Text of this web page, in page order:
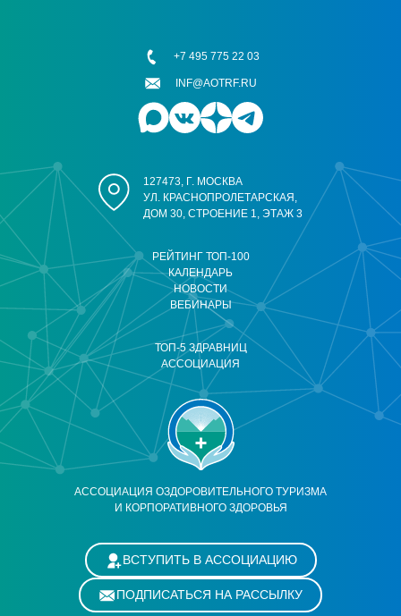
АССОЦИАЦИЯ ОЗДОРОВИТЕЛЬНОГО ТУРИЗМА
И КОРПОРАТИВНОГО ЗДОРОВЬЯ
РЕЙТИНГ ТОП-100
КАЛЕНДАРЬ
НОВОСТИ
ВЕБИНАРЫ
ТОП-5 ЗДРАВНИЦ
АССОЦИАЦИЯ
127473, Г. МОСКВА
УЛ. КРАСНОПРОЛЕТАРСКАЯ,
ДОМ 30, СТРОЕНИЕ 1, ЭТАЖ 3
+7 495 775 22 03
INF@AOTRF.RU
ВСТУПИТЬ В АССОЦИАЦИЮ
ПОДПИСАТЬСЯ НА РАССЫЛКУ